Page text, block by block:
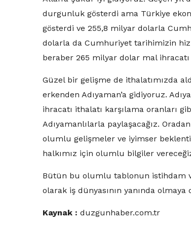
durgunluk gösterdi ama Türkiye
gösterdi ve 255,8 milyar dolarla
dolarla da Cumhuriyet tarihimizin
beraber 265 milyar dolar mal
Güzel bir gelişme de ithalatımızda
erkenden Adıyaman’a gidiyoruz.
ihracatı ithalatı karşılama oranları
Adıyamanlılarla paylaşacağız.
olumlu gelişmeler ve iyimser
halkımız için olumlu bilgiler
Bütün bu olumlu tablonun istihdam
olarak iş dünyasının yanında
Kaynak : duzgunhaber.com.tr